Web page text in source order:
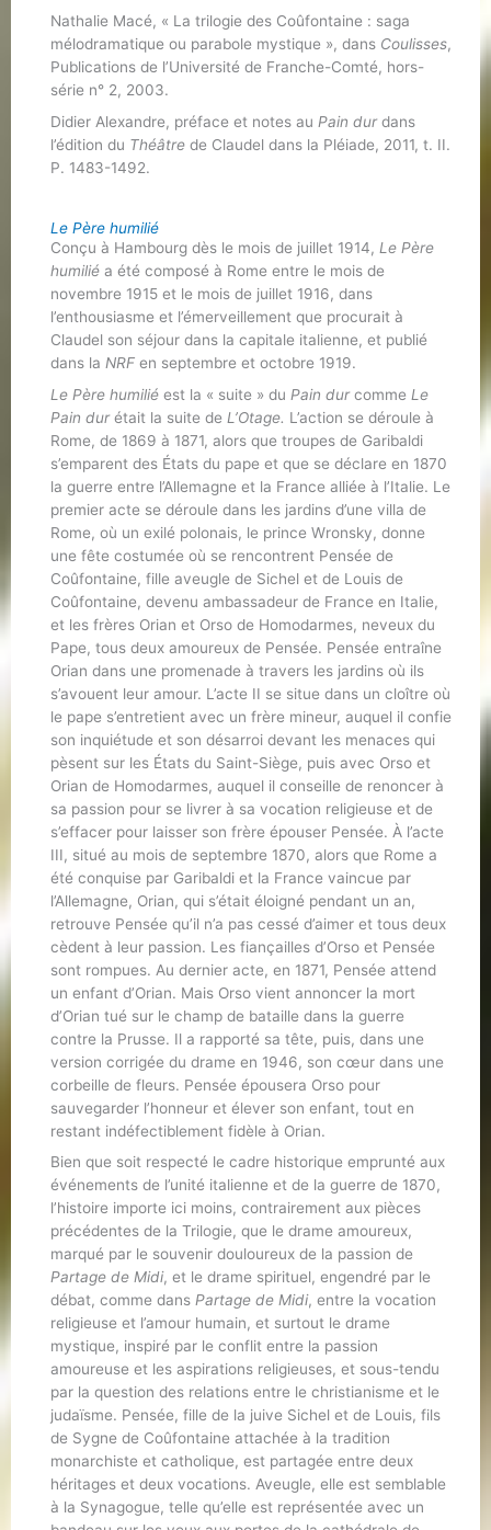
Nathalie Macé, « La trilogie des Coûfontaine : saga
mélodramatique ou parabole mystique », dans Coulisses,
Publications de l’Université de Franche-Comté, hors-
série n° 2, 2003.
Didier Alexandre, préface et notes au Pain durdans
l’édition du Théâtre de Claudel dans la Pléiade, 2011, t. II.
P. 1483-1492.
Le Père humilié
Conçu à Hambourg dès le mois de juillet 1914, Le Père
humilié a été composé à Rome entre le mois de
novembre 1915 et le mois de juillet 1916, dans
l’enthousiasme et l’émerveillement que procurait à
Claudel son séjour dans la capitale italienne, et publié
dans la NRF en septembre et octobre 1919.
Le Père humilié est la « suite » du Pain durcomme Le
Pain durétait la suite de L’Otage. L’action se déroule à
Rome, de 1869 à 1871, alors que troupes de Garibaldi
s’emparent des États du pape et que se déclare en 1870
la guerre entre l’Allemagne et la France alliée à l’Italie. Le
premier acte se déroule dans les jardins d’une villa de
Rome, où un exilé polonais, le prince Wronsky, donne
une fête costumée où se rencontrent Pensée de
Coûfontaine, fille aveugle de Sichel et de Louis de
Coûfontaine, devenu ambassadeur de France en Italie,
et les frères Orian et Orso de Homodarmes, neveux du
Pape, tous deux amoureux de Pensée. Pensée entraîne
Orian dans une promenade à travers les jardins où ils
s’avouent leur amour. L’acte II se situe dans un cloître où
le pape s’entretient avec un frère mineur, auquel il confie
son inquiétude et son désarroi devant les menaces qui
pèsent sur les États du Saint-Siège, puis avec Orso et
Orian de Homodarmes, auquel il conseille de renoncer à
sa passion pour se livrer à sa vocation religieuse et de
s’effacer pour laisser son frère épouser Pensée. À l’acte
III, situé au mois de septembre 1870, alors que Rome a
été conquise par Garibaldi et la France vaincue par
l’Allemagne, Orian, qui s’était éloigné pendant un an,
retrouve Pensée qu’il n’a pas cessé d’aimer et tous deux
cèdent à leur passion. Les fiançailles d’Orso et Pensée
sont rompues. Au dernier acte, en 1871, Pensée attend
un enfant d’Orian. Mais Orso vient annoncer la mort
d’Orian tué sur le champ de bataille dans la guerre
contre la Prusse. Il a rapporté sa tête, puis, dans une
version corrigée du drame en 1946, son cœur dans une
corbeille de fleurs. Pensée épousera Orso pour
sauvegarder l’honneur et élever son enfant, tout en
restant indéfectiblement fidèle à Orian.
Bien que soit respecté le cadre historique emprunté aux
événements de l’unité italienne et de la guerre de 1870,
l’histoire importe ici moins, contrairement aux pièces
précédentes de la Trilogie, que le drame amoureux,
marqué par le souvenir douloureux de la passion de
Partage de Midi, et le drame spirituel, engendré par le
débat, comme dans Partage de Midi, entre la vocation
religieuse et l’amour humain, et surtout le drame
mystique, inspiré par le conflit entre la passion
amoureuse et les aspirations religieuses, et sous-tendu
par la question des relations entre le christianisme et le
judaïsme. Pensée, fille de la juive Sichel et de Louis, fils
de Sygne de Coûfontaine attachée à la tradition
monarchiste et catholique, est partagée entre deux
héritages et deux vocations. Aveugle, elle est semblable
à la Synagogue, telle qu’elle est représentée avec un